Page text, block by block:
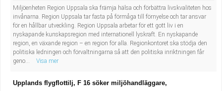
Miljöenheten Region Uppsala ska främja hälsa och förbättra livskvaliteten hos
invånarna. Region Uppsala tar fasta på förmåga till förnyelse och tar ansvar
för en hållbar utveckling. Region Uppsala arbetar för ett gott liv i en
nyskapande kunskapsregion med internationell lyskraft. En nyskapande
region, en växande region – en region för alla. Regionkontoret ska stödja den
politiska ledningen och förvaltningarna så att den politiska inriktningen får
geno...
Visa mer
Upplands flygflottilj, F 16 söker miljöhandläggare,